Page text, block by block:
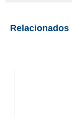
Relacionados